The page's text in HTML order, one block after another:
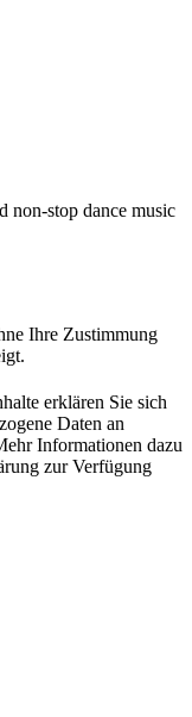
non-stop dance music
Ihre Zustimmung
erklären Sie sich
Daten an
Informationen dazu
zur Verfügung